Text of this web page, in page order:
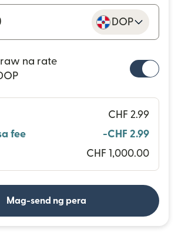
DOP
na rate
CHF 2.99
fee
-CHF 2.99
CHF 1,000.00
Mag-send ng pera